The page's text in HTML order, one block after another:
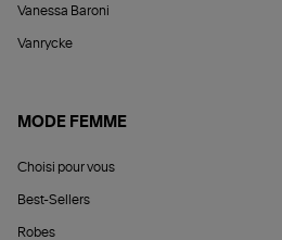
Vanessa Baroni
Vanrycke
MODE FEMME
Choisi pour vous
Best-Sellers
Robes